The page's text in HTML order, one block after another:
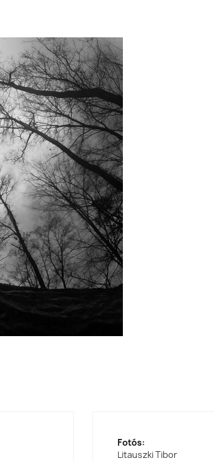
Fotós:
Litauszki Tibor